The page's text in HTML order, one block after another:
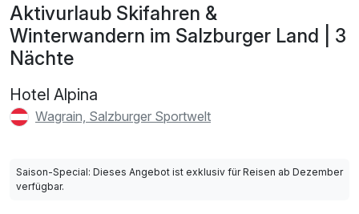
Aktivurlaub Skifahren &
Winterwandern im Salzburger Land | 3
Nächte
Hotel Alpina
Wagrain, Salzburger Sportwelt
Saison-Special: Dieses Angebot ist exklusiv für Reisen ab Dezember
verfügbar.